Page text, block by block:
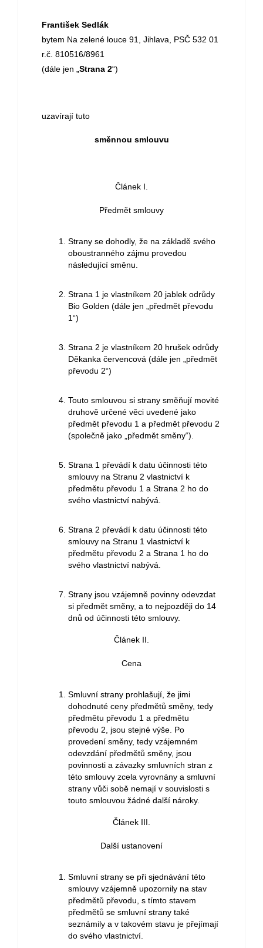
František Sedlák
bytem Na zelené louce 91, Jihlava, PSČ 532 01
r.č. 810516/8961
(dále jen „ Strana 2“)
uzavírají tuto
směnnou smlouvu
Článek I.
Předmět smlouvy
Strany se dohodly, že na základě svého
oboustranného zájmu provedou
následující směnu.
Strana 1 je vlastníkem 20 jablek odrůdy
Bio Golden (dále jen „předmět převodu
1“)
Strana 2 je vlastníkem 20 hrušek odrůdy
Děkanka červencová (dále jen „předmět
převodu 2“)
Touto smlouvou si strany směňují movité
druhově určené věci uvedené jako
předmět převodu 1 a předmět převodu 2
(společně jako „předmět směny“).
Strana 1 převádí k datu účinnosti této
smlouvy na Stranu 2 vlastnictví k
předmětu převodu 1 a Strana 2 ho do
svého vlastnictví nabývá.
Strana 2 převádí k datu účinnosti této
smlouvy na Stranu 1 vlastnictví k
předmětu převodu 2 a Strana 1 ho do
svého vlastnictví nabývá.
Strany jsou vzájemně povinny odevzdat
si předmět směny, a to nejpozději do 14
dnů od účinnosti této smlouvy.
Článek II.
Cena
Smluvní strany prohlašují, že jimi
dohodnuté ceny předmětů směny, tedy
předmětu převodu 1 a předmětu
převodu 2, jsou stejné výše. Po
provedení směny, tedy vzájemném
odevzdání předmětů směny, jsou
povinnosti a závazky smluvních stran z
této smlouvy zcela vyrovnány a smluvní
strany vůči sobě nemají v souvislosti s
touto smlouvou žádné další nároky.
Článek III.
Další ustanovení
Smluvní strany se při sjednávání této
smlouvy vzájemně upozornily na stav
předmětů převodu, s tímto stavem
předmětů se smluvní strany také
seznámily a v takovém stavu je přejímají
do svého vlastnictví.